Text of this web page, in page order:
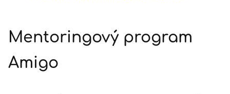
Mentoringový program
Amigo